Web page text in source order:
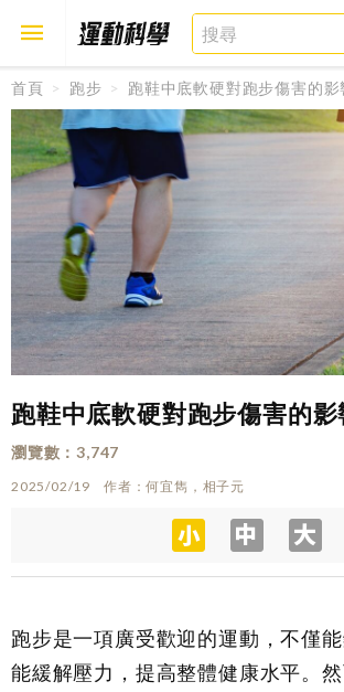
首頁 跑步 跑鞋中底軟硬對跑步傷害的影
跑鞋中底軟硬對跑步傷害的影
瀏覽數 3,747
2025/02/19 作者 何宜雋，相子元
跑步是一項廣受歡迎的運動，不僅
能緩解壓力，提高整體健康水平。
取消